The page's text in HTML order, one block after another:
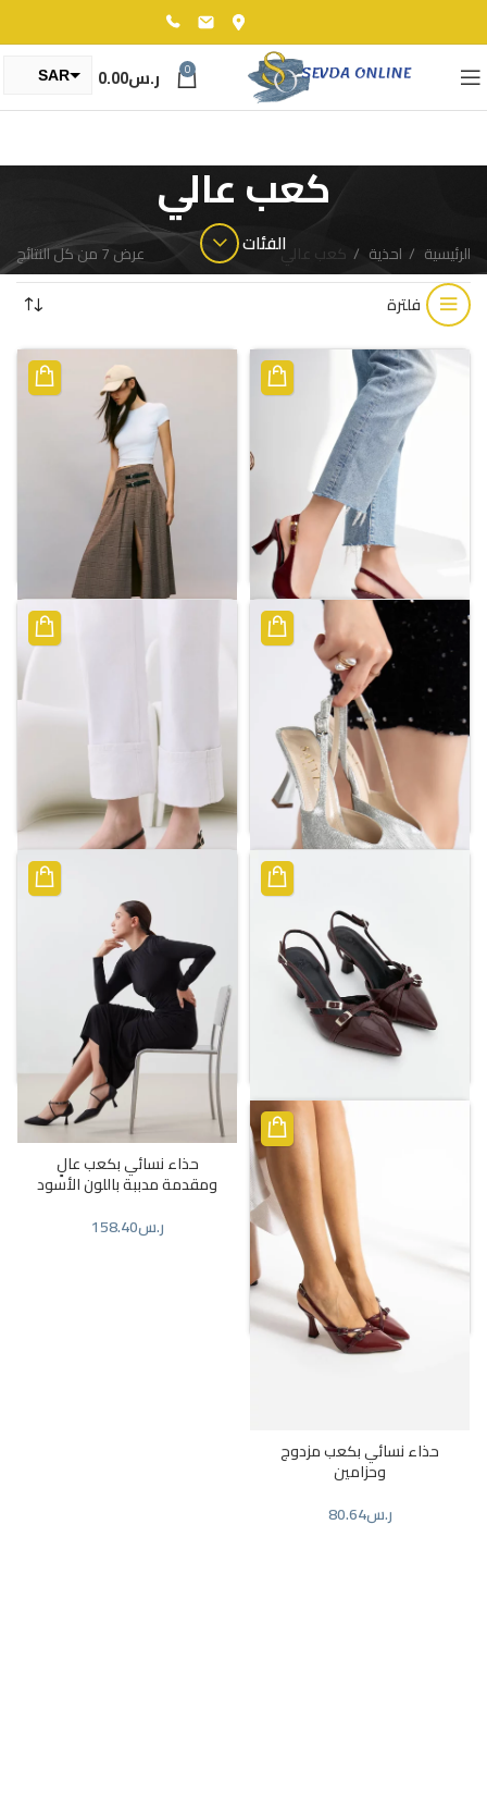
0 ر.س0.00
SAR
TRY
كعب عالي
الفئات الرئيسية احذية كعب عالي
عرض ⁦7⁩ من كل النتائج
فلترة
حذاء أنيق بكعب عالٍ ومشبك
من الخلف
ر.س 83.94
حذاء بكعب منخفض مدبب
مفتوح من الخلف
ر.س
حذاء سهرة نسائي بكعب
ستيليتو وتفاصيل حجر
ر.س102.96
حذاء كلاسيكي الأسود بكعب
عالٍ
ر.س237.44
حذاء نسائي بكعب عالٍ بطرف
مدبب باللون البيج
158.40
حذاء نسائي بكعب عالٍ
ومقدمة مدببة باللون الأسود
ر.س158.40
حذاء نسائي بكعب مزدوج
وحزامين
ر.س80.64